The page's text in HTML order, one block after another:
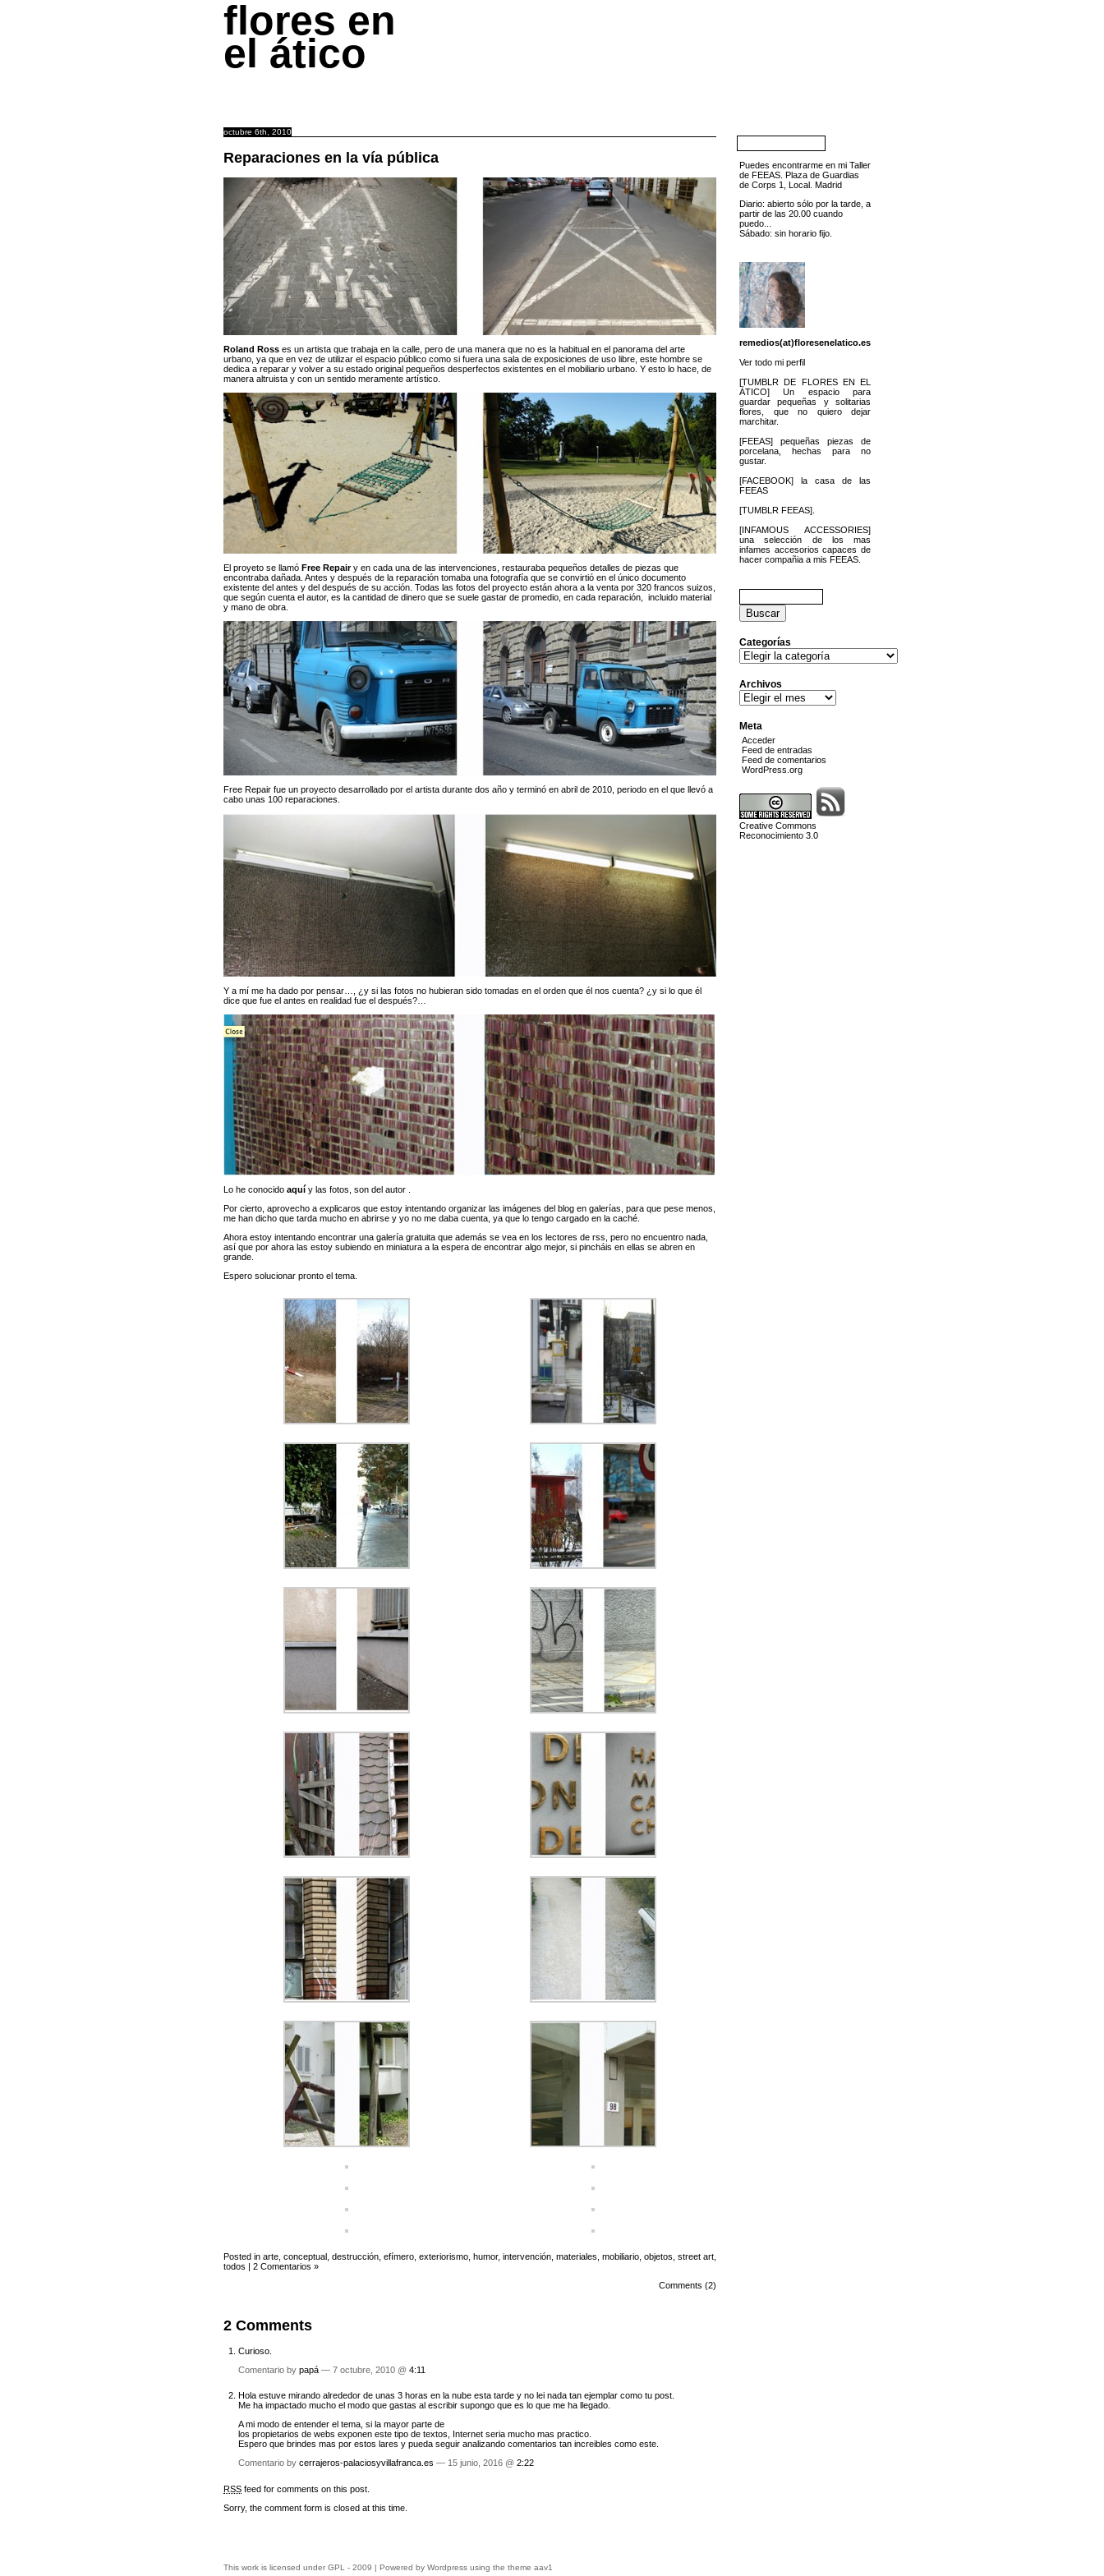
flores en
el ático
octubre 6th, 2010
Reparaciones en la vía pública
Roland Ross es un artista que trabaja en la calle, pero de una manera que no es la habitual en el panorama del arte
urbano, ya que en vez de utilizar el espacio público como si fuera una sala de exposiciones de uso libre, este hombre se
dedica a reparar y volver a su estado original pequeños desperfectos existentes en el mobiliario urbano. Y esto lo hace, de
manera altruista y con un sentido meramente artístico.
El proyeto se llamó Free Repairy en cada una de las intervenciones, restauraba pequeños detalles de piezas que
encontraba dañada. Antes y después de la reparación tomaba una fotografía que se convirtió en el único documento
existente del antes y del después de su acción. Todas las fotos del proyecto están ahora a la venta por 320 francos suizos,
que según cuenta el autor, es la cantidad de dinero que se suele gastar de promedio, en cada reparación, incluido material
y mano de obra.
Free Repair fue un proyecto desarrollado por el artista durante dos año y terminó en abril de 2010, periodo en el que llevó a
cabo unas 100 reparaciones.
Y a mí me ha dado por pensar…, ¿y si las fotos no hubieran sido tomadas en el orden que él nos cuenta? ¿y si lo que él
dice que fue el antes en realidad fue el después?…
Lo he conocido aquí y las fotos, son del autor .
Por cierto, aprovecho a explicaros que estoy intentando organizar las imágenes del blog en galerías, para que pese menos,
me han dicho que tarda mucho en abrirse y yo no me daba cuenta, ya que lo tengo cargado en la caché.
Ahora estoy intentando encontrar una galería gratuita que además se vea en los lectores de rss, pero no encuentro nada,
así que por ahora las estoy subiendo en miniatura a la espera de encontrar algo mejor, si pincháis en ellas se abren en
grande.
Espero solucionar pronto el tema.
Posted in arte conceptual destrucción efímero exteriorismo humor, intervención materiales mobiliario objetos street art
todos | 2 Comentarios »
Comments (2)
2 Comments
Curioso.
Comentario by papá — 7 octubre, 2010 @ 4:11
Hola estuve mirando alrededor de unas 3 horas en la nube esta tarde y no lei nada tan ejemplar como tu post.
Me ha impactado mucho el modo que gastas al escribir supongo que es lo que me ha llegado.
A mi modo de entender el tema, si la mayor parte de
los propietarios de webs exponen este tipo de textos, Internet seria mucho mas practico.
Espero que brindes mas por estos lares y pueda seguir analizando comentarios tan increibles como este.
Comentario by cerrajeros-palaciosyvillafranca.es — 15 junio, 2016 @ 2:22
RSS feed for comments on this post.
Sorry, the comment form is closed at this time.
Puedes encontrarme en mi Taller
de FEEAS. Plaza de Guardias
de Corps 1, Local. Madrid
Diario: abierto sólo por la tarde, a
partir de las 20.00 cuando
puedo...
Sábado: sin horario fijo.
remedios(at)floresenelatico.es
Ver todo mi perfil
[TUMBLR DE FLORES EN EL
ÁTICO] Un espacio para
guardar pequeñas y solitarias
flores, que no quiero dejar
marchitar.
[FEEAS] pequeñas piezas de
porcelana, hechas para no
gustar.
[FACEBOOK] la casa de las
FEEAS
[TUMBLR FEEAS].
[INFAMOUS ACCESSORIES]
una selección de los mas
infames accesorios capaces de
hacer compañia a mis FEEAS.
Buscar:
Categorías
Categorías
Archivos
Archivos
Meta
Acceder
Feed de entradas
Feed de comentarios
WordPress.org
Creative Commons
Reconocimiento 3.0
This work is licensed under GPL - 2009 | Powered by Wordpress using the theme aav1